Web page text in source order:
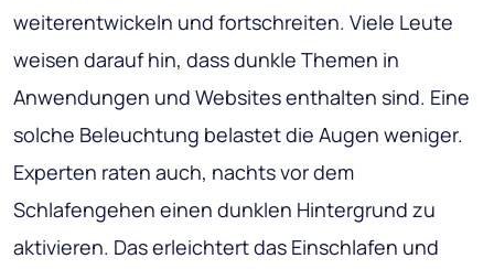
weiterentwickeln und fortschreiten. Viele Leute
weisen darauf hin, dass dunkle Themen in
Anwendungen und Websites enthalten sind. Eine
solche Beleuchtung belastet die Augen weniger.
Experten raten auch, nachts vor dem
Schlafengehen einen dunklen Hintergrund zu
aktivieren. Das erleichtert das Einschlafen und